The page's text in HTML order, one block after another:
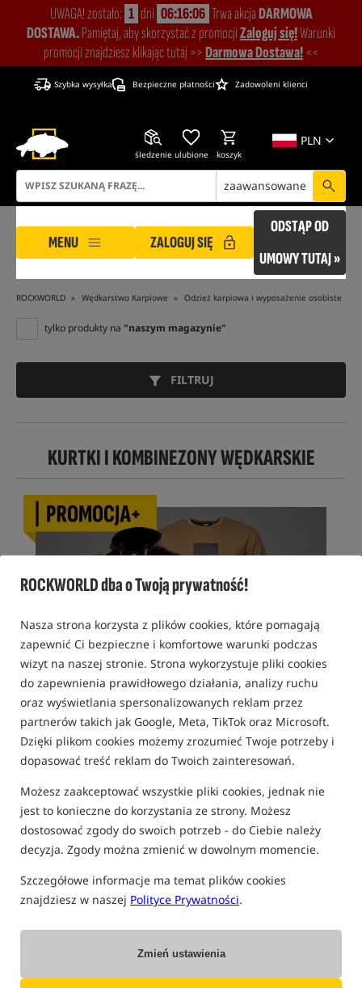
ROCKWORLD dba o Twoją prywatność!
Nasza strona korzysta z plików cookies, które pomagają
zapewnić Ci bezpieczne i komfortowe warunki podczas
wizyt na naszej stronie. Strona wykorzystuje pliki cookies
do zapewnienia prawidłowego działania, analizy ruchu
oraz wyświetlania spersonalizowanych reklam przez
partnerów takich jak Google, Meta, TikTok oraz Microsoft.
Dzięki plikom cookies możemy zrozumieć Twoje potrzeby i
dopasować treść reklam do Twoich zainteresowań.
Możesz zaakceptować wszystkie pliki cookies, jednak nie
jest to konieczne do korzystania ze strony. Możesz
dostosować zgody do swoich potrzeb - do Ciebie należy
decyzja. Zgody można zmienić w dowolnym momencie.
Szczegółowe informacje ma temat plików cookies
znajdziesz w naszej Polityce Prywatności.
Zmień ustawienia
UWAGA! zostało: 1 dni 06:16:05 Trwa akcjaDARMOWA
DOSTAWA.Pamiętaj, aby skorzystać z promocjiZaloguj się!Warunki
promocji znajdziesz klikając tutaj >>Darmowa Dostawa! <<
Szybka wysyłka Bezpieczne płatności Zadowoleni klienci
PLN
śledzenie ulubione koszyk
zaawansowane
MENU ZALOGUJ SIĘ
ODSTĄP OD
UMOWY TUTAJ »
ROCKWORLD Wędkarstwo Karpiowe Odzież karpiowa i wyposażenie osobiste
tylko produkty na "naszym magazynie"
FILTRUJ
KURTKI I KOMBINEZONY WĘDKARSKIE
Nowość!
Poncho przeciwdeszczowe Fox w kolorze Khaki
149,99PLN
Promocja
Jacket CAMO
934,99PLN